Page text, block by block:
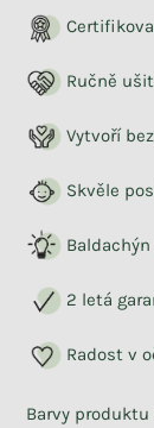
Ručně
Vytvoří
Skvěle
2 letá
Radost v
Barvy